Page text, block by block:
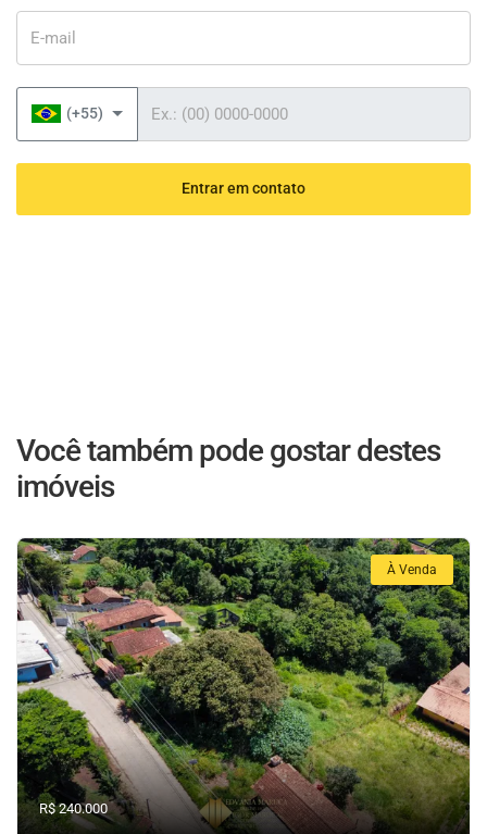
(+55)
Entrar em contato
Você também pode gostar destes
imóveis
À Venda
R$ 240.000